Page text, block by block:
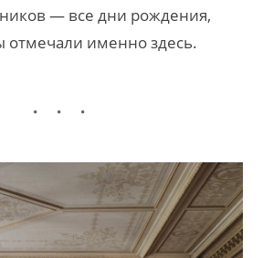
— все дни рождения,
отмечали именно здесь.